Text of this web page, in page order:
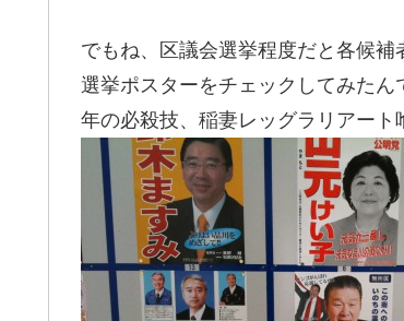
でもね、区議会選挙程度だと各候
選挙ポスターをチェックしてみた
年の必殺技、稲妻レッグラリアート